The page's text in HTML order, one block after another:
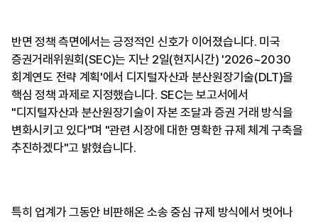
반면 정책 측면에서는 긍정적인 신호가 이어졌습니다. 미국
증권거래위원회(SEC)는 지난 2일(현지시간) '2026~2030
회계연도 전략 계획'에서 디지털자산과 분산원장기술(DLT)을
핵심 정책 과제로 지정했습니다. SEC는 보고서에서
"디지털자산과 분산원장기술이 자본 조달과 증권 거래 방식을
변화시키고 있다"며 "관련 시장에 대한 명확한 규제 체계 구축을
추진하겠다"고 밝혔습니다.
특히 업계가 그동안 비판해온 소송 중심 규제 방식에서 벗어나